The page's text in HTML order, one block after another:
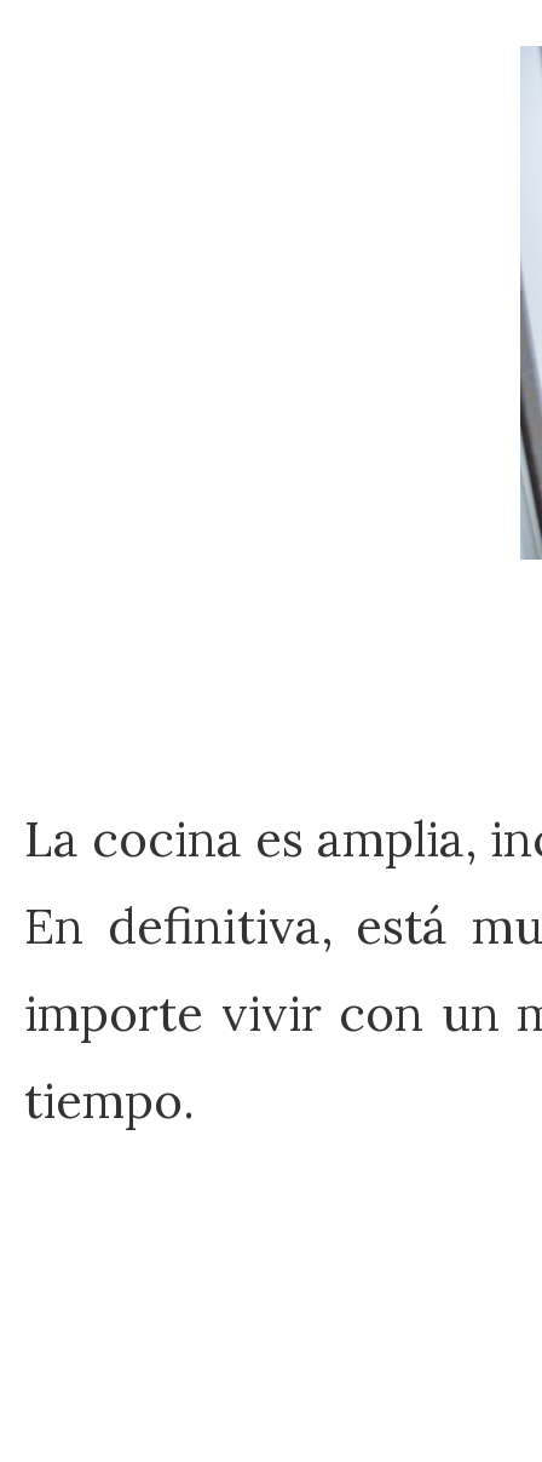
La cocina es amplia,
En definitiva, está
importe vivir con un
tiempo.